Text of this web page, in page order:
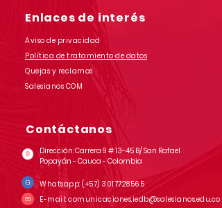
Enlaces de interés
Aviso de privacidad
Política de tratamiento de datos
Quejas y reclamos
Salesianos COM
Contáctanos
Dirección: Carrera 9 # 13-45 B/ San Rafael
Popayán - Cauca - Colombia
Whatsapp: (+57) 3017728565
E-mail: comunicaciones.iedb@salesianos.edu.co